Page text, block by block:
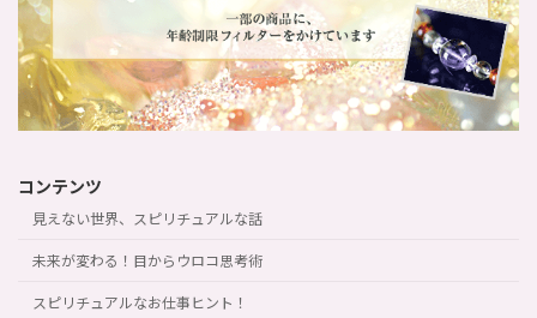
コンテンツ
見えない世界、スピリチュアルな話
未来が変わる！目からウロコ思考術
スピリチュアルなお仕事ヒント！